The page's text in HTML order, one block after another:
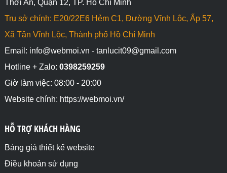
Thới An, Quận 12, TP. Hồ Chí Minh
Trụ sở chính: E20/22E6 Hẻm C1, Đường Vĩnh Lộc, Ấp 57,
Xã Tân Vĩnh Lộc, Thành phố Hồ Chí Minh
Email: info@webmoi.vn - tanlucit09@gmail.com
Hotline + Zalo: 0398259259
Giờ làm việc: 08:00 - 20:00
Website chính: https://webmoi.vn/
HỖ TRỢ KHÁCH HÀNG
Bảng giá thiết kế website
Điều khoản sử dụng